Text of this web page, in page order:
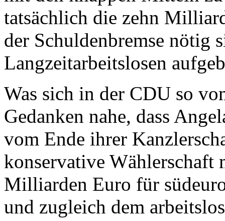
tatsächlich die zehn
der Schuldenbremse nötig
Langzeitarbeitslosen
Was sich in der CDU so
Gedanken nahe, dass
vom Ende ihrer
konservative Wählerschaft
Milliarden Euro für
und zugleich dem